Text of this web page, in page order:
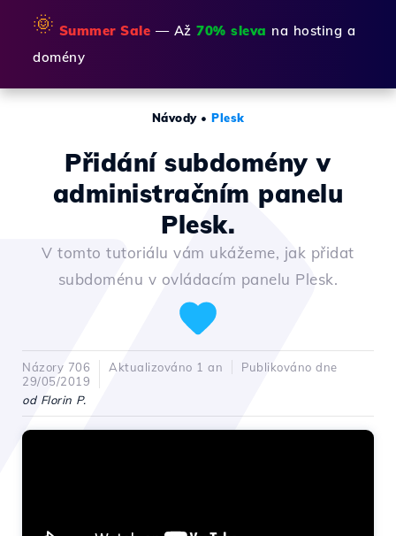
🌞 Summer Sale — Až 70% sleva na hosting a
domény
Návody• Plesk
Přidání subdomény v
administračním panelu
Plesk.
V tomto tutoriálu vám ukážeme, jak přidat
subdoménu v ovládacím panelu Plesk.
Názory 706 Aktualizováno 1 an
Publikováno dne
29/05/2019
od Florin P.